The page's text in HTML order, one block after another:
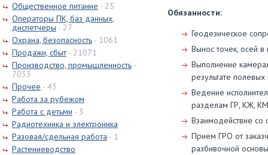
Общественное питание - 25
Операторы ПК, баз данных,
диспетчеры - 27
Охрана, безопасность - 1061
Продажи, сбыт - 21071
Производство, промышленность -
7033
Прочее - 43
Работа за рубежом
Работа с детьми - 3
Радиотехника и электроника
Разовая/сдельная работа - 1
Растениеводство
Обязанности:
Геодезическое
Вынос точек, осей в
Выполнение
результате
Ведение
разделам ГР, КЖ,
Взаимодействие со
Прием ГРО от
разбивочной